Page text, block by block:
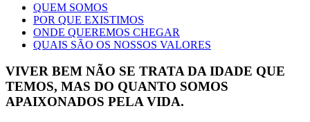
QUEM SOMOS
POR QUE EXISTIMOS
ONDE QUEREMOS CHEGAR
QUAIS SÃO OS NOSSOS VALORES
VIVER BEM NÃO SE TRATA DA IDADE QUE
TEMOS, MAS DO QUANTO SOMOS
APAIXONADOS PELA VIDA.